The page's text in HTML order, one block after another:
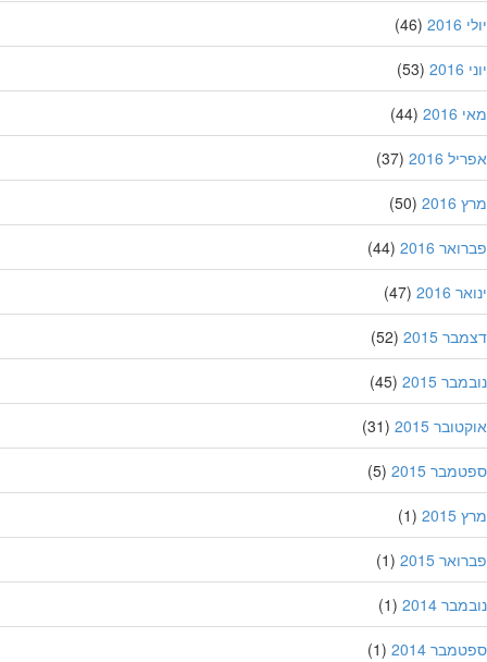
(46)
(53)
(44)
2016
(37)
(50)
2016
(44)
2016
(47)
2015
(52)
2015
(45)
2015
(31)
2015
(5)
(1)
2015
(1)
2014
(1)
2014
(1)